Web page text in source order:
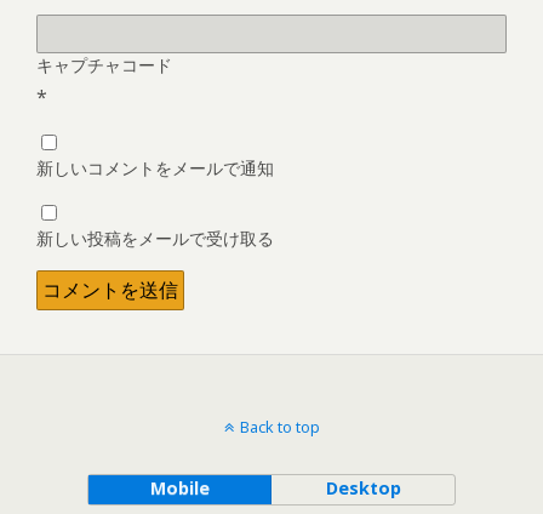
キャプチャコード
*
新しいコメントをメールで通知
新しい投稿をメールで受け取る
Back to top
Mobile Desktop